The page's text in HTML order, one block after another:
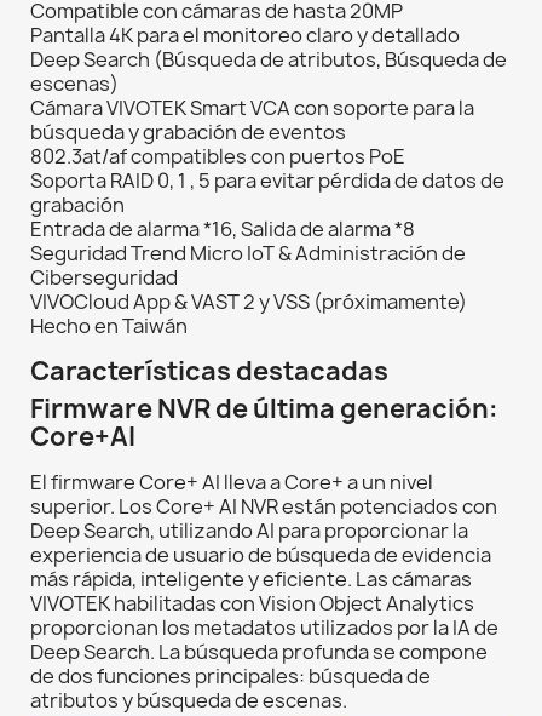
Compatible con cámaras de hasta 20MP
Pantalla 4K para el monitoreo claro y detallado
Deep Search (Búsqueda de atributos, Búsqueda de
escenas)
Cámara VIVOTEK Smart VCA con soporte para la
búsqueda y grabación de eventos
802.3at/af compatibles con puertos PoE
Soporta RAID 0, 1 , 5 para evitar pérdida de datos de
grabación
Entrada de alarma *16, Salida de alarma *8
Seguridad Trend Micro IoT & Administración de
Ciberseguridad
VIVOCloud App & VAST 2 y VSS (próximamente)
Hecho en Taiwán
Características destacadas
Firmware NVR de última generación:
Core+AI
El firmware Core+ AI lleva a Core+ a un nivel
superior. Los Core+ AI NVR están potenciados con
Deep Search, utilizando AI para proporcionar la
experiencia de usuario de búsqueda de evidencia
más rápida, inteligente y eficiente. Las cámaras
VIVOTEK habilitadas con Vision Object Analytics
proporcionan los metadatos utilizados por la IA de
Deep Search. La búsqueda profunda se compone
de dos funciones principales: búsqueda de
atributos y búsqueda de escenas.